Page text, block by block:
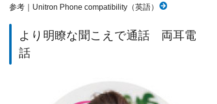
参考｜Unitron Phone compatibility（英語）
より明瞭な聞こえで通話 両耳電
話